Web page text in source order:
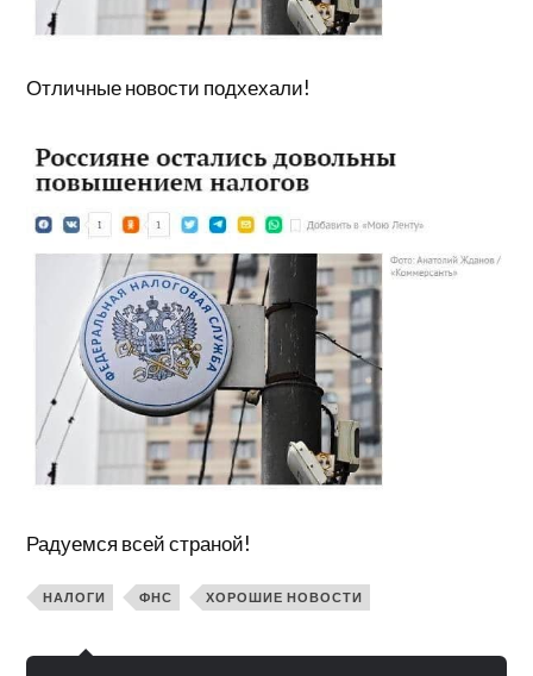
Отличные новости подхехали!
Радуемся всей страной!
НАЛОГИ ФНС ХОРОШИЕ НОВОСТИ